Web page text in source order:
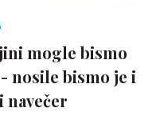
mogle bismo
nosile bismo je i
navečer